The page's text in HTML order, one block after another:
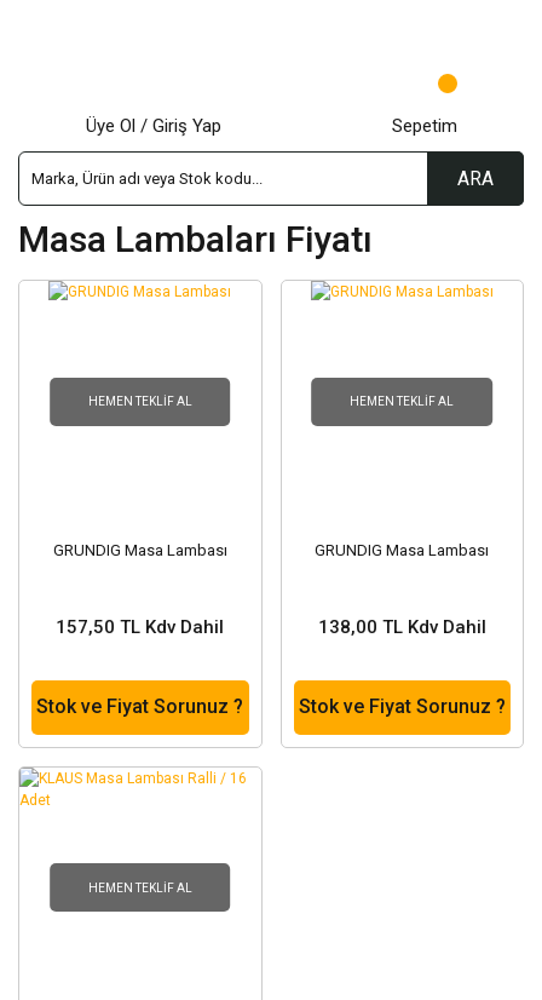
ARA
Üye Ol / Giriş Yap Sepetim
Masa Lambaları Fiyatı
HEMEN TEKLIF AL
GRUNDIG Masa Lambası
157,50 TL Kdv Dahil
Stok ve Fiyat Sorunuz ?
HEMEN TEKLIF AL
GRUNDIG Masa Lambası
138,00 TL Kdv Dahil
Stok ve Fiyat Sorunuz ?
HEMEN TEKLIF AL